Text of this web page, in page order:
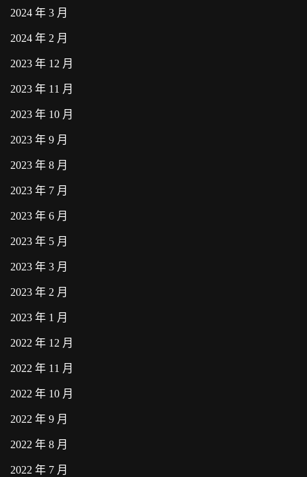
2024 年 3 月
2024 年 2 月
2023 年 12 月
2023 年 11 月
2023 年 10 月
2023 年 9 月
2023 年 8 月
2023 年 7 月
2023 年 6 月
2023 年 5 月
2023 年 3 月
2023 年 2 月
2023 年 1 月
2022 年 12 月
2022 年 11 月
2022 年 10 月
2022 年 9 月
2022 年 8 月
2022 年 7 月